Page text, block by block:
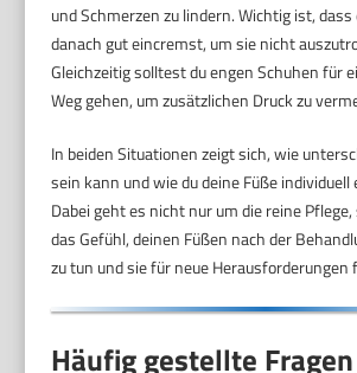
und Schmerzen zu lindern. Wichtig ist, dass
danach gut eincremst, um sie nicht
Gleichzeitig solltest du engen Schuhen für
Weg gehen, um zusätzlichen Druck zu
In beiden Situationen zeigt sich, wie
sein kann und wie du deine Füße
Dabei geht es nicht nur um die reine
das Gefühl, deinen Füßen nach der
zu tun und sie für neue Herausforderungen
Häufig gestellte